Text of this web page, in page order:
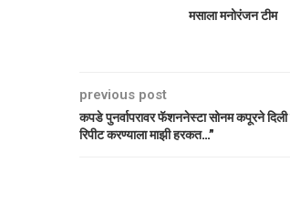
मसाला मनोरंजन टीम
previous post
कपडे पुनर्वापरावर फॅशननेस्टा सोनम कपूरने
रिपीट करण्याला माझी हरकत…”